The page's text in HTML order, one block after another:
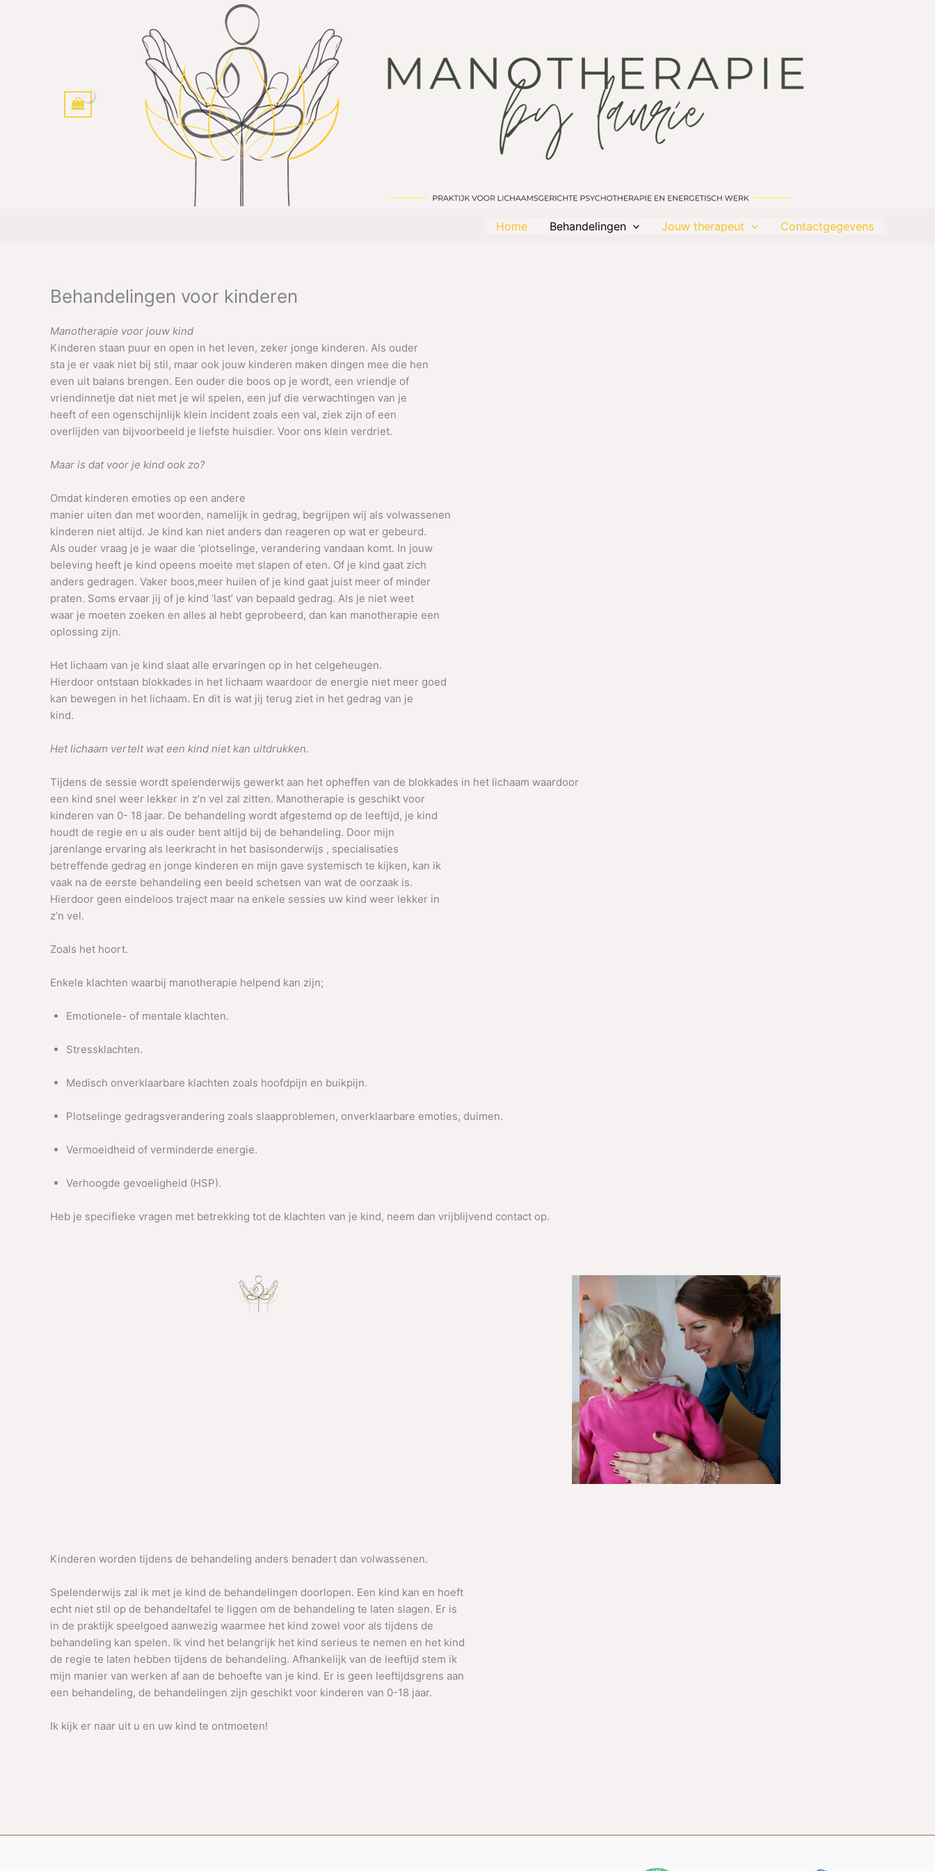
Home Behandelingen Jouw therapeut Contactgegevens
Behandelingen voor kinderen
Manotherapie voor jouw kind
Kinderen staan puur en open in het leven, zeker jonge kinderen. Als ouder
sta je er vaak niet bij stil, maar ook jouw kinderen maken dingen mee die hen
even uit balans brengen. Een ouder die boos op je wordt, een vriendje of
vriendinnetje dat niet met je wil spelen, een juf die verwachtingen van je
heeft of een ogenschijnlijk klein incident zoals een val, ziek zijn of een
overlijden van bijvoorbeeld je liefste huisdier. Voor ons klein verdriet.
Maar is dat voor je kind ook zo?
Omdat kinderen emoties op een andere
manier uiten dan met woorden, namelijk in gedrag, begrijpen wij als volwassenen
kinderen niet altijd. Je kind kan niet anders dan reageren op wat er gebeurd.
Als ouder vraag je je waar die ‘plotselinge, verandering vandaan komt. In jouw
beleving heeft je kind opeens moeite met slapen of eten. Of je kind gaat zich
anders gedragen. Vaker boos,meer huilen of je kind gaat juist meer of minder
praten. Soms ervaar jij of je kind ‘last’ van bepaald gedrag. Als je niet weet
waar je moeten zoeken en alles al hebt geprobeerd, dan kan manotherapie een
oplossing zijn.
Het lichaam van je kind slaat alle ervaringen op in het celgeheugen.
Hierdoor ontstaan blokkades in het lichaam waardoor de energie niet meer goed
kan bewegen in het lichaam. En dit is wat jij terug ziet in het gedrag van je
kind.
Het lichaam vertelt wat een kind niet kan uitdrukken.
Tijdens de sessie wordt spelenderwijs gewerkt aan het opheffen van de blokkades in het lichaam waardoor
een kind snel weer lekker in z’n vel zal zitten. Manotherapie is geschikt voor
kinderen van 0- 18 jaar. De behandeling wordt afgestemd op de leeftijd, je kind
houdt de regie en u als ouder bent altijd bij de behandeling. Door mijn
jarenlange ervaring als leerkracht in het basisonderwijs , specialisaties
betreffende gedrag en jonge kinderen en mijn gave systemisch te kijken, kan ik
vaak na de eerste behandeling een beeld schetsen van wat de oorzaak is.
Hierdoor geen eindeloos traject maar na enkele sessies uw kind weer lekker in
z’n vel.
Zoals het hoort.
Enkele klachten waarbij manotherapie helpend kan zijn;
Emotionele- of mentale klachten.
Stressklachten.
Medisch onverklaarbare klachten zoals hoofdpijn en buikpijn.
Plotselinge gedragsverandering zoals slaapproblemen, onverklaarbare emoties, duimen.
Vermoeidheid of verminderde energie.
Verhoogde gevoeligheid (HSP).
Heb je specifieke vragen met betrekking tot de klachten van je kind, neem dan vrijblijvend contact op.
Kinderen worden tijdens de behandeling anders benadert dan volwassenen.
Spelenderwijs zal ik met je kind de behandelingen doorlopen. Een kind kan en hoeft
echt niet stil op de behandeltafel te liggen om de behandeling te laten slagen. Er is
in de praktijk speelgoed aanwezig waarmee het kind zowel voor als tijdens de
behandeling kan spelen. Ik vind het belangrijk het kind serieus te nemen en het kind
de regie te laten hebben tijdens de behandeling. Afhankelijk van de leeftijd stem ik
mijn manier van werken af aan de behoefte van je kind. Er is geen leeftijdsgrens aan
een behandeling, de behandelingen zijn geschikt voor kinderen van 0-18 jaar.
Ik kijk er naar uit u en uw kind te ontmoeten!